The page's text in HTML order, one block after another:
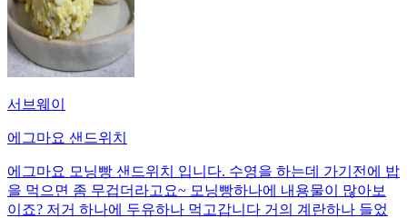
서브웨이
에그마요 샌드위치
에그마요 모닝빵 샌드위치 입니다. 수영을 하는데 가기전에 밥
을 먹으면 좀 무겁더라고요~ 모닝빵하나에 내용물이 많아보
이죠? 저거 하나에 두유하나 먹고갑니다 거의 계란하나 들었